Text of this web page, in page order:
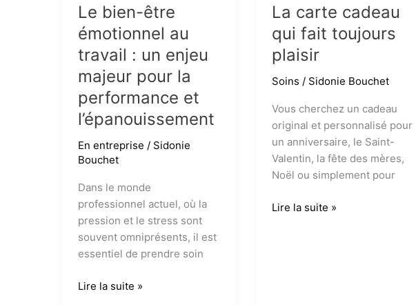
Le bien-être
émotionnel au
travail : un enjeu
majeur pour la
performance et
l’épanouissement
En entreprise / Sidonie
Bouchet
Dans le monde
professionnel actuel, où la
pression et le stress sont
souvent omniprésents, il est
essentiel de prendre soin
Le
Lire la suite »
La carte cadeau
qui fait toujours
plaisir
Soins / Sidonie Bouchet
Vous cherchez un cadeau
original et personnalisé pour
un anniversaire, le Saint-
Valentin, la fête des mères,
Noël ou simplement pour
La
Lire la suite »